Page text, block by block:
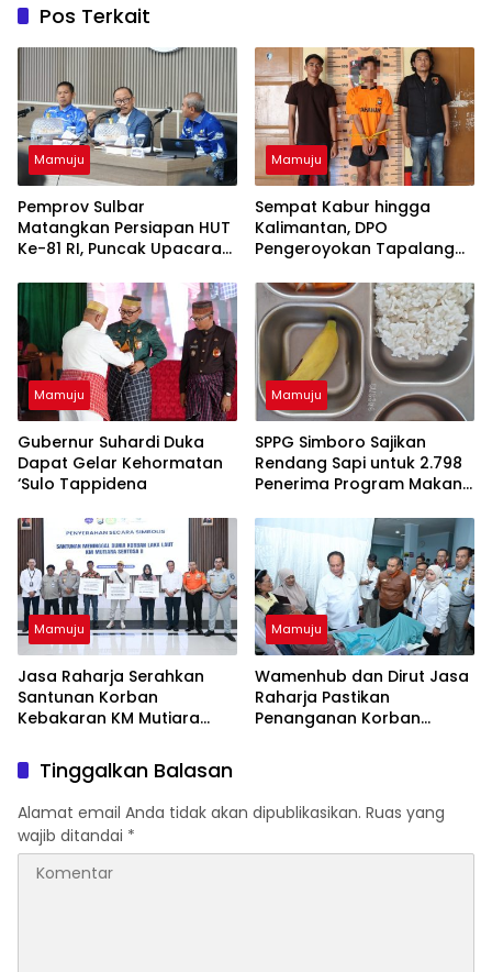
Pos Terkait
Mamuju
Pemprov Sulbar
Matangkan Persiapan HUT
Ke-81 RI, Puncak Upacara
Mamuju
Sempat Kabur hingga
Kalimantan, DPO
Pengeroyokan Tapalang
Serahkan Diri
Mamuju
Gubernur Suhardi Duka
Dapat Gelar Kehormatan
‘Sulo Tappidena
Mamuju
SPPG Simboro Sajikan
Rendang Sapi untuk 2.798
Penerima Program Makan
Mamuju
Jasa Raharja Serahkan
Santunan Korban
Kebakaran KM Mutiara
Kehadiran Negara
Mamuju
Wamenhub dan Dirut Jasa
Raharja Pastikan
Penanganan Korban
Tinggalkan Balasan
Alamat email Anda tidak akan dipublikasikan. Ruas yang
wajib ditandai *